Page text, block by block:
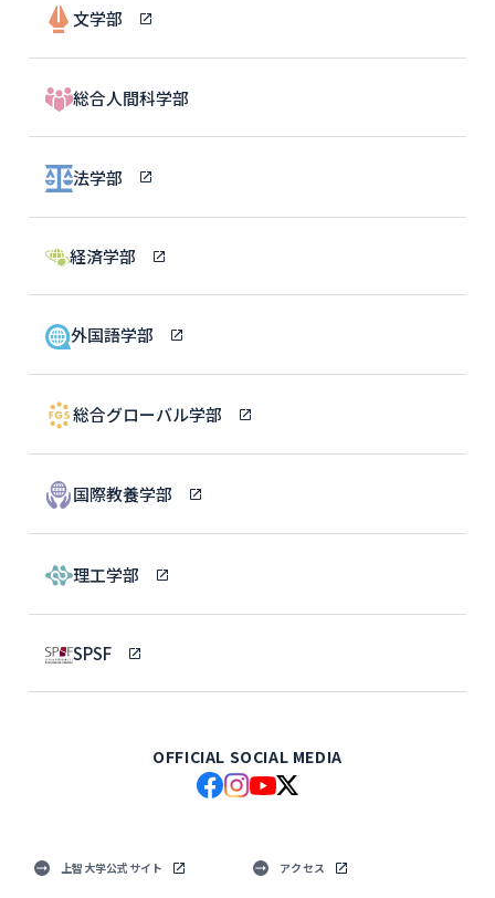
文学部
総合人間科学部
法学部
経済学部
外国語学部
総合グローバル学部
国際教養学部
理工学部
SPSF
OFFICIAL SOCIAL MEDIA
上智大学公式サイト アクセス